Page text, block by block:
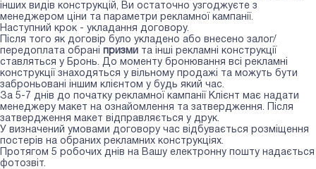
інших видів конструкцій, Ви остаточно узгоджуєте з
менеджером ціни та параметри рекламної кампанії.
Наступний крок - укладання договору.
Після того як договір було укладено або внесено залог/
передоплата обрані призми та інші рекламні конструкції
ставляться у Бронь. До моменту бронювання всі рекламні
конструкції знаходяться у вільному продажі та можуть бути
заброньовані іншим клієнтом у будь який час.
За 5-7 днів до початку рекламної кампанії Клієнт має надати
менеджеру макет на ознайомлення та затвердження. Після
затвердження макет відправляється у друк.
У визначений умовами договору час відбувається розміщення
постерів на обраних рекламних конструкціях.
Протягом 5 робочих днів на Вашу електронну пошту надається
фотозвіт.